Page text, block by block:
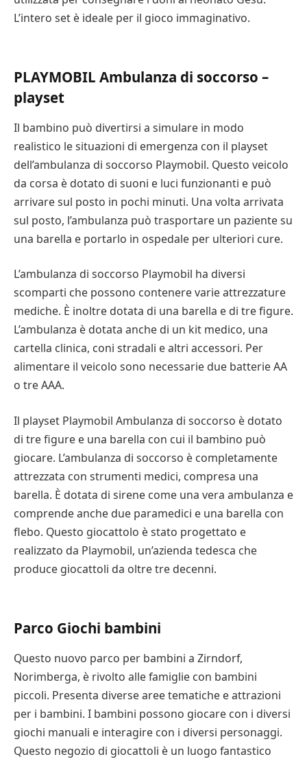
migliorare le capacità motorie. Le figure e gli
Economico
Playmobil è un giocattolo straordinario che
incoraggia il gioco creativo, l’immaginazione e la
costruzione del mondo. I set includono vari veicoli,
case e accessori che permettono ai bambini di creare
le proprie storie. La cosa migliore è che i set
Playmobil sono così versatili che i bambini possono
usarli per anni. Che il vostro bambino preferisca i
dinosauri o le fate, potrete trovare un set a tema che
una custodia che permette di conservarne più di uno.
Il Playmobil Private Jet è un set ideale per i bambini
che amano gli aeroplani. Questo elegante aereo nero
e grigio può contenere 2 passeggeri e i bagagli. Il
Private Jet di Playmobil non solo offre un alto valore
di intrattenimento, ma aiuta anche i bambini a
migliorano la destrezza e le abilità motorie mentre
costruiscono e giocano con l’aereo.
Per i bambini più piccoli, un set Playmobil a tema
camion dei pompieri è un’ottima idea. Il set
comprende un camion dei pompieri, due figure
Playmobil, una manichetta, un estintore e altri
accessori interessanti. Le figure hanno anche braccia
e gambe pieghevoli che rendono facile il gioco di
Un’altra grande opzione per i bambini più piccoli è il
Castello Playmobil. I bambini ameranno il gioco di
finzione con questo playset. Ha un ponte levatoio che
impedisce al nemico di entrare. Si può anche
stampare una mappa e portare il set con sé in un
altro luogo. Sono disponibili molti set Playmobil a
basso costo.
L’intero set è ideale per il gioco immaginativo.
PLAYMOBIL Ambulanza di soccorso –
playset
Il bambino può divertirsi a simulare in modo
realistico le situazioni di emergenza con il playset
dell’ambulanza di soccorso Playmobil. Questo veicolo
da corsa è dotato di suoni e luci funzionanti e può
arrivare sul posto in pochi minuti. Una volta arrivata
sul posto, l’ambulanza può trasportare un paziente su
una barella e portarlo in ospedale per ulteriori cure.
L’ambulanza di soccorso Playmobil ha diversi
scomparti che possono contenere varie attrezzature
mediche. È inoltre dotata di una barella e di tre figure.
L’ambulanza è dotata anche di un kit medico, una
cartella clinica, coni stradali e altri accessori. Per
alimentare il veicolo sono necessarie due batterie AA
o tre AAA.
Il playset Playmobil Ambulanza di soccorso è dotato
di tre figure e una barella con cui il bambino può
giocare. L’ambulanza di soccorso è completamente
attrezzata con strumenti medici, compresa una
barella. È dotata di sirene come una vera ambulanza e
comprende anche due paramedici e una barella con
flebo. Questo giocattolo è stato progettato e
realizzato da Playmobil, un’azienda tedesca che
produce giocattoli da oltre tre decenni.
Parco Giochi bambini
Questo nuovo parco per bambini a Zirndorf,
Norimberga, è rivolto alle famiglie con bambini
piccoli. Presenta diverse aree tematiche e attrazioni
per i bambini. I bambini possono giocare con i diversi
giochi manuali e interagire con i diversi personaggi.
Questo negozio di giocattoli è un luogo fantastico